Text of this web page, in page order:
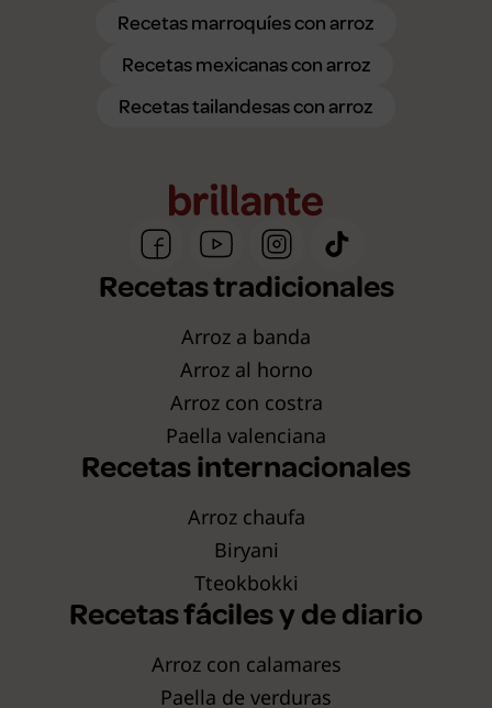
Recetas marroquíes con arroz
Recetas mexicanas con arroz
Recetas tailandesas con arroz
Recetas tradicionales
Arroz a banda
Arroz al horno
Arroz con costra
Paella valenciana
Recetas internacionales
Arroz chaufa
Biryani
Tteokbokki
Recetas fáciles y de diario
Arroz con calamares
Paella de verduras